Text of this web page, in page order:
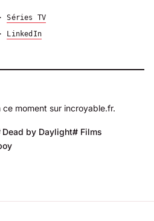
Séries TV
LinkedIn
ce moment sur incroyable.fr.
Dead by Daylight
Films